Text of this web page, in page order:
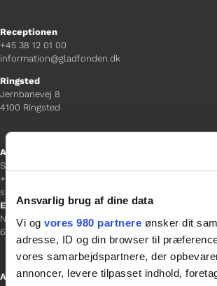
Ansvarlig brug af dine data
Vi og vores 980 partnere ønsker dit
adresse, ID og din browser til
vores samarbejdspartnere, der
annoncer, levere tilpasset indhold,
Receptionen
+45 38 12 01 00
information@gladfonden.dk
Ringsted
Jernbanevej 8
4100 Ringsted
Afdelingschef
Sacha Lohmann Weiss
+45 40 27 91 11
sacha.lw@gladfonden.dk
Esbjerg
Norgesgade 1, 2. sal
6700 Esbjerg
Afdelingschef